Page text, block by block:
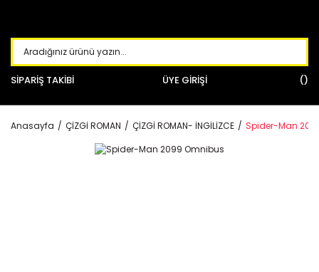
SİPARİŞ TAKİBİ ÜYE GİRİŞİ
Anasayfa ÇİZGİ ROMAN ÇİZGİ ROMAN- İNGİLİZCE Spider-Man